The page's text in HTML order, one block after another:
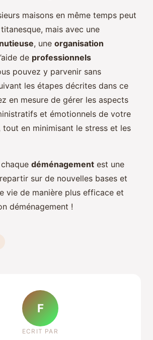
maisons en même temps peut
mais avec une
, une organisation
de professionnels
pouvez y parvenir sans
les étapes décrites dans ce
en mesure de gérer les aspects
et émotionnels de votre
tout en minimisant le stress et les
déménagement est une
sur de nouvelles bases et
vie de manière plus efficace et
déménagement !
F
ECRIT PAR